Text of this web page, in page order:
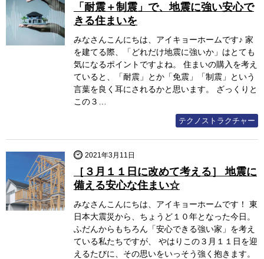
「耐震＋制震」で、地震に強い安心で
きる住まいを
みなさんこんにちは、アイキョーホームです♪ 家
を建てる際、「どれだけ地震に強いか」はとても
気になるポイントですよね。 住まいの購入を考え
ていると、「耐震」とか「免震」「制震」という
言葉を良く耳にされるかと思います。 ざっくりと
この３…
テクノストラクチャー
2021年3月11日
［３月１１日に改めて考える］ 地震に
備える安心な住まい☆
みなさんこんにちは、アイキョーホームです！ 東
日本大震災から、ちょうど１０年となった今日。
ふだんからもちろん「安心できる強い家」を考え
ている私たちですが、 やはりこの３月１１日を迎
えるたびに、その思いをいっそう強く抱きます。